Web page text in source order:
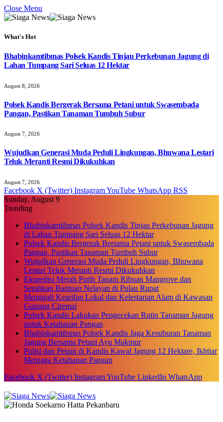
Close Menu
What's Hot
Bhabinkamtibmas Polsek Kandis Tinjau Perkebunan Jagung di
Lahan Tumpang Sari Seluas 12 Hektar
August 8, 2026
Polsek Kandis Bergerak Bersama Petani untuk Swasembada
Pangan, Pastikan Tanaman Tumbuh Subur
August 7, 2026
Wujudkan Generasi Muda Peduli Lingkungan, Bhuwana Lestari
Teluk Meranti Resmi Dikukuhkan
August 7, 2026
Facebook X (Twitter) InstagramYouTube WhatsApp RSS
Sunday, August 9
Trending
Bhabinkamtibmas Polsek Kandis Tinjau Perkebunan Jagung
di Lahan Tumpang Sari Seluas 12 Hektar
Polsek Kandis Bergerak Bersama Petani untuk Swasembada
Pangan, Pastikan Tanaman Tumbuh Subur
Wujudkan Generasi Muda Peduli Lingkungan, Bhuwana
Lestari Teluk Meranti Resmi Dikukuhkan
Ekspedisi Merah Putih Tanam Ribuan Mangrove dan
Serahkan Bantuan Nelayan di Pulau Rupat
Menggali Kearifan Lokal dan Kelestarian Alam di Kawasan
Gunung Ciremai
Polsek Kandis Lakukan Pengecekan Rutin Tanaman Jagung
untuk Ketahanan Pangan
Bhabinkamtibmas Polsek Kandis Jaga Kesuburan Tanaman
Jagung Bersama Petani Ayu Makmur
Polisi dan Petani di Kandis Kawal Jagung 12 Hektare, Ikhtiar
Menjaga Ketahanan Pangan
Facebook X (Twitter) InstagramYouTube LinkedIn WhatsApp